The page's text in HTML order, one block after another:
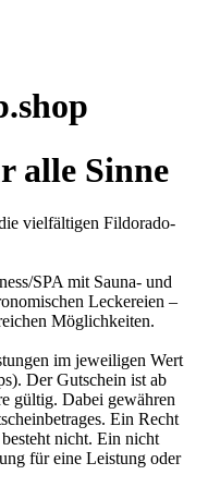
alle Sinne
vielfältigen Fildorado-
SPA mit Sauna- und
Leckereien –
Möglichkeiten.
im jeweiligen Wert
Der Gutschein ist ab
gültig. Dabei gewähren
Ein Recht
nicht. Ein nicht
für eine Leistung oder